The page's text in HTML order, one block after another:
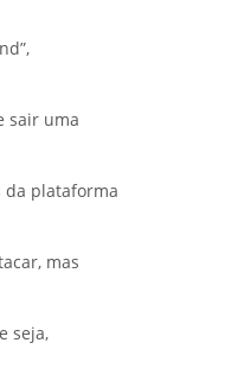
sair uma
da plataforma
mas
seja,